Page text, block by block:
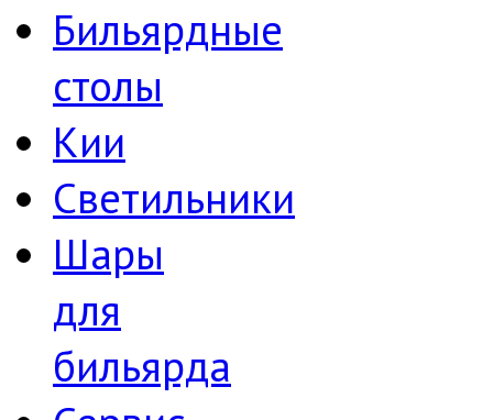
Бильярдные
столы
Кии
Светильники
Шары
для
бильярда